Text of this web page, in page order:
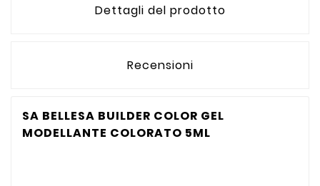
Dettagli del prodotto
Recensioni
SA BELLESA BUILDER COLOR GEL
MODELLANTE COLORATO 5ML